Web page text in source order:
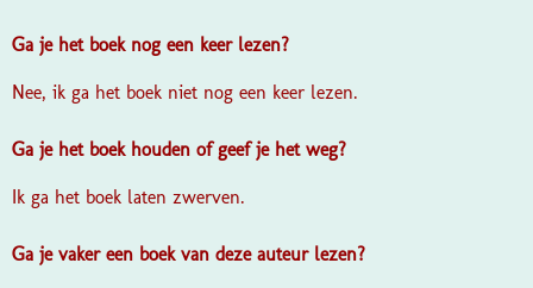
Ga je het boek nog een keer lezen?
Nee, ik ga het boek niet nog een keer lezen.
Ga je het boek houden of geef je het weg?
Ik ga het boek laten zwerven.
Ga je vaker een boek van deze auteur lezen?